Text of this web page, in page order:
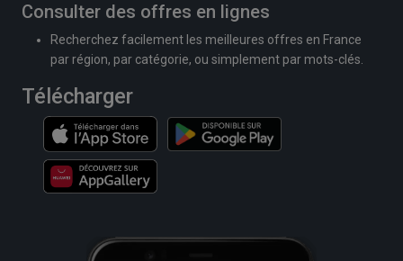
Consulter des offres en lignes
Recherchez facilement les meilleures offres en France
par région, par catégorie, ou simplement par mots-clés.
Télécharger